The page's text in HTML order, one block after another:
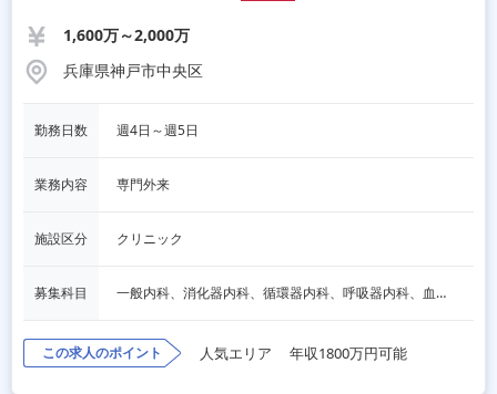
1,600万～2,000万
兵庫県神戸市中央区
勤務日数 週4日～週5日
業務内容 専門外来
施設区分 クリニック
募集科目 一般内科、消化器内科、循環器内科、呼吸器内科、血液内科、心療内科、脳神経内科、内分泌内科、老人内科、一般外科、消化器外科、心臓外科、呼吸器外科、脳神経外科、整形外科、形成外科、リハビリテーション科、小児科、産婦人科、婦人科、精神科、眼科、耳鼻咽喉科、皮膚科、泌尿器科、放射線科、人工透析、麻酔科、美容外科、人間ドック・検診、その他
この求人のポイント 人気エリア 年収1800万円可能